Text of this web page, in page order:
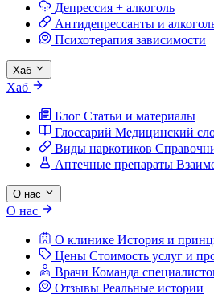
Депрессия + алкоголь
Антидепрессанты и
Психотерапия зависимости
Хаб
Хаб
Блог Статьи и материалы
Глоссарий Медицинский
Виды наркотиков
Аптечные препараты
О нас
О нас
О клинике История и
Цены Стоимость услуг и
Врачи Команда
Отзывы Реальные истории